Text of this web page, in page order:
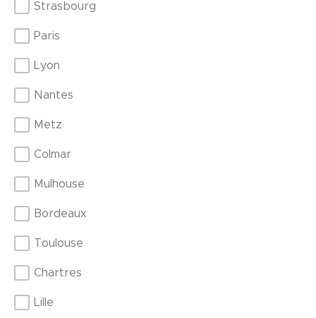
Strasbourg
Paris
Lyon
Nantes
Metz
Colmar
Mulhouse
Bordeaux
Toulouse
Chartres
Lille